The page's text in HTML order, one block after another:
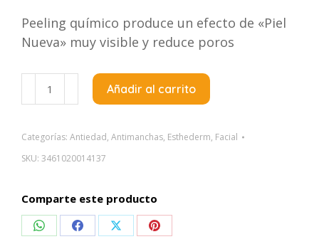
Peeling químico produce un efecto de «Piel
Nueva» muy visible y reduce poros
Esthederm
Intensive
Peel
X30ml
Añadir al carrito
Categorías: Antiedad, Antimanchas, Esthederm, Facial
SKU: 3461020014137
Comparte este producto
CompartirCompartirCompartirCompartir